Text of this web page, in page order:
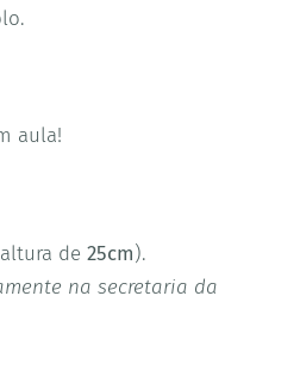
aula!
de 25cm).
na secretaria da